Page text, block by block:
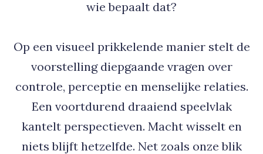
wie bepaalt dat?
Op een visueel prikkelende manier stelt de
voorstelling diepgaande vragen over
controle, perceptie en menselijke relaties.
Een voortdurend draaiend speelvlak
kantelt perspectieven. Macht wisselt en
niets blijft hetzelfde. Net zoals onze blik